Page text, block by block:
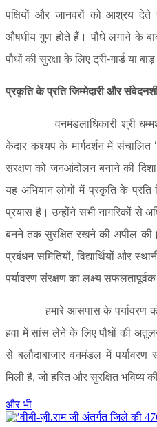
पक्षियों और जानवरों को आश्रय
औषधीय गुण होते हैं। पौधे लगाने के
पौधों की सुरक्षा के लिए ट्री-गार्ड या
प्रकृति के प्रति जिम्मेदारी और
वनमंडलाधिकारी श्री
केदार कश्यप के मार्गदर्शन में संचालित
संरक्षण को जनआंदोलन बनाने की
यह अभियान लोगों में प्रकृति के प्रति
प्रयास है। उन्होंने सभी नागरिकों से
बनने तक सुरक्षित रखने की अपील की।
प्रबंधन समितियों, विद्यार्थियों और
पर्यावरण संरक्षण का लक्ष्य
हमारे आसपास के पर्यावरण को
हवा में सांस लेने के लिए पौधों की
से बलौदाबाजार वनमंडल में पर्यावरण
मिली है, जो हरित और सुरक्षित भविष्य
और भी